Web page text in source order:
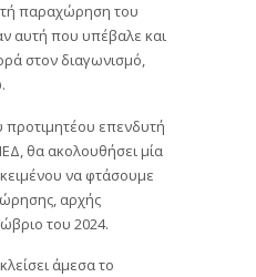
παραχώρηση του
αυτή που υπέβαλε και
στον διαγωνισμό,
επενδυτή
θα ακολουθήσει μία
να φτάσουμε
αρχής
του 2024.
άμεσα το